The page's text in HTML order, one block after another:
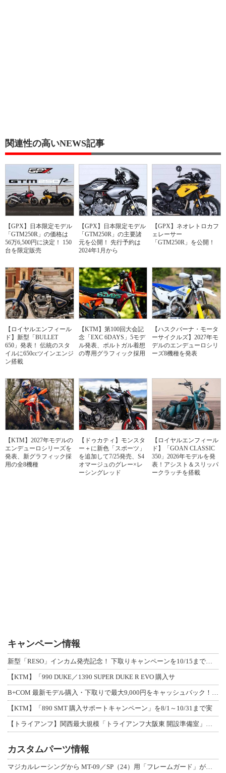
関連性の高いNEWS記事
【GPX】日本限定モデル
「GTM250R」の価格は
56万6,500円に決定！ 150
台を限定販売
【GPX】日本限定モデル
「GTM250R」の主要諸
元を公開！ 先行予約は
2024年1月から
【GPX】ネオレトロカフ
ェレーサー
「GTM250R」を公開！
【ロイヤルエンフィール
ド】新型「BULLET
650」発表！ 伝統のスタ
イルに650ccツインエンジ
ン搭載
【KTM】第100回大会記
念「EXC 6DAYS」5モデ
ル発表、ポルトガル着想
の専用グラフィック採用
【ハスクバーナ・モータ
ーサイクルズ】2027年モ
デルのエンデューロシリ
ーズ8機種を発表
【KTM】2027年モデルの
エンデューロシリーズを
発表、新グラフィック採
用の全8機種
【ドゥカティ】モンスタ
ー＋に新色「スポーツ」
を追加して7/25発売、S4
オマージュのグレー×レ
ーシングレッド
【ロイヤルエンフィール
ド】「GOAN CLASSIC
350」2026年モデルを発
表！アシスト＆スリッパ
ークラッチを搭載
キャンペーン情報
新型「RESO」インカム発売記念！ 下取りキャンペーンを10/15まで延長して開
【KTM】「990 DUKE／1390 SUPER DUKE R EVO 購入サ
B+COM 最新モデル購入・下取りで最大9,000円をキャッシュバック！「B+F
【KTM】「890 SMT 購入サポートキャンペーン」を8/1～10/31まで実
【トライアンフ】関西最大規模「トライアンフ大阪東 開設準備室」がオープン！ 限定
カスタムパーツ情報
マジカルレーシングから MT-09／SP（24）用「フレームガード」が登場！